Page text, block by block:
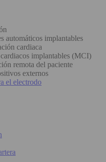
automáticos implantables
cardiaca
implantables (MCI)
remota del paciente
externos
el electrodo